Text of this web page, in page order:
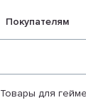
Покупателям
Товары для